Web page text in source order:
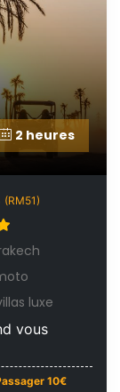
2 heures
(RM51)
luxe
vous
10€